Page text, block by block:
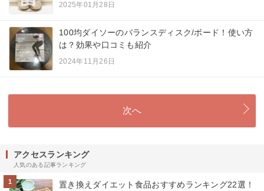
2025年01月28日
100均ダイソーのバランスディスク/ボード！使い方
は？効果や口コミも紹介
2024年11月26日
次へ
アクセスランキング
人気のある記事ランキング
1 置き換えダイエット食品おすすめランキング22選！